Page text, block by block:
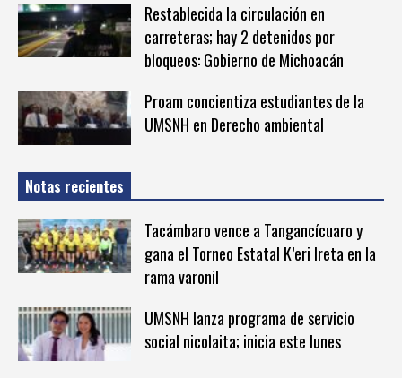
Restablecida la circulación en
carreteras; hay 2 detenidos por
bloqueos: Gobierno de Michoacán
Proam concientiza estudiantes de la
UMSNH en Derecho ambiental
Notas recientes
Tacámbaro vence a Tangancícuaro y
gana el Torneo Estatal K’eri Ireta en la
rama varonil
UMSNH lanza programa de servicio
social nicolaita; inicia este lunes